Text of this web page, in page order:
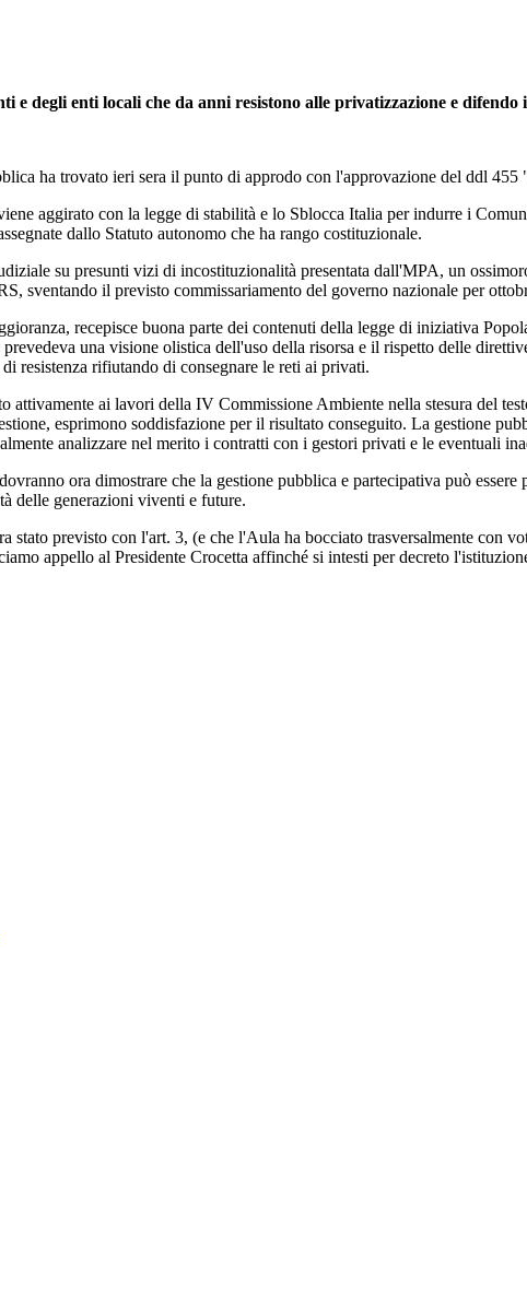
e degli enti locali che da anni resistono alle privatizzazione e
ha trovato ieri sera il punto di approdo con l'approvazione del ddl
aggirato con la legge di stabilità e lo Sblocca Italia per indurre i
dallo Statuto autonomo che ha rango costituzionale.
su presunti vizi di incostituzionalità presentata dall'MPA, un
sventando il previsto commissariamento del governo nazionale per
recepisce buona parte dei contenuti della legge di iniziativa
una visione olistica dell'uso della risorsa e il rispetto delle
resistenza rifiutando di consegnare le reti ai privati.
attivamente ai lavori della IV Commissione Ambiente nella stesura del
esprimono soddisfazione per il risultato conseguito. La gestione
analizzare nel merito i contratti con i gestori privati e le eventuali
ora dimostrare che la gestione pubblica e partecipativa può
delle generazioni viventi e future.
previsto con l'art. 3, (e che l'Aula ha bocciato trasversalmente con
appello al Presidente Crocetta affinché si intesti per decreto